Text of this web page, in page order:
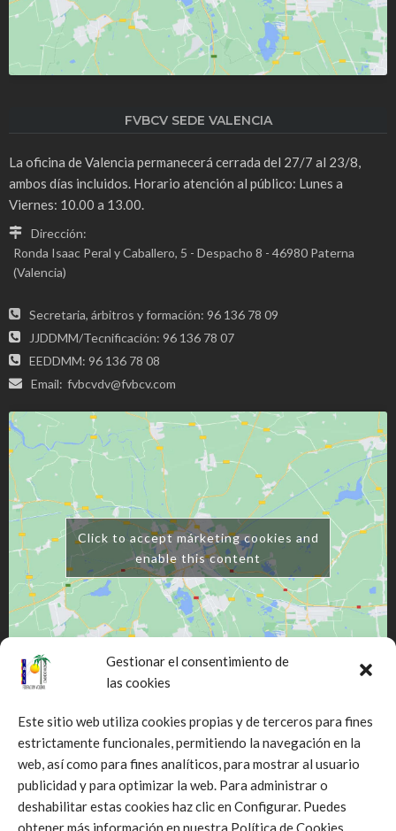
Gestionar el consentimiento de
las cookies
Este sitio web utiliza cookies propias y de terceros para fines
estrictamente funcionales, permitiendo la navegación en la
web, así como para fines analíticos, para mostrar al usuario
publicidad y para optimizar la web. Para administrar o
deshabilitar estas cookies haz clic en Configurar. Puedes
obtener más información en nuestra Política de Cookies.
FVBCV SEDE VALENCIA
La oficina de Valencia permanecerá cerrada del 27/7 al 23/8,
ambos días incluidos. Horario atención al público: Lunes a
Viernes: 10.00 a 13.00.
Dirección:
Ronda Isaac Peral y Caballero, 5 - Despacho 8 - 46980 Paterna
(Valencia)
Secretaria, árbitros y formación: 96 136 78 09
JJDDMM/Tecnificación: 96 136 78 07
EEDDMM: 96 136 78 08
Email: fvbcvdv@fvbcv.com
Click to accept márketing cookies and
enable this content
Click to accept márketing cookies and